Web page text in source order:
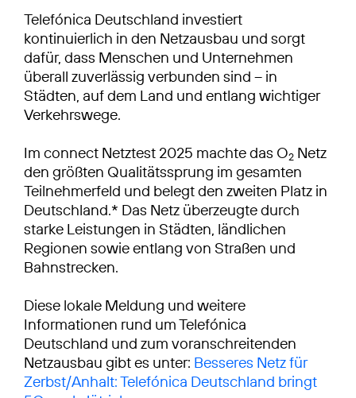
Telefónica Deutschland investiert
kontinuierlich in den Netzausbau und sorgt
dafür, dass Menschen und Unternehmen
überall zuverlässig verbunden sind – in
Städten, auf dem Land und entlang wichtiger
Verkehrswege.
Im connect Netztest 2025 machte das O2 Netz
den größten Qualitätssprung im gesamten
Teilnehmerfeld und belegt den zweiten Platz in
Deutschland.* Das Netz überzeugte durch
starke Leistungen in Städten, ländlichen
Regionen sowie entlang von Straßen und
Bahnstrecken.
Diese lokale Meldung und weitere
Informationen rund um Telefónica
Deutschland und zum voranschreitenden
Netzausbau gibt es unter: Besseres Netz für
Zerbst/Anhalt: Telefónica Deutschland bringt